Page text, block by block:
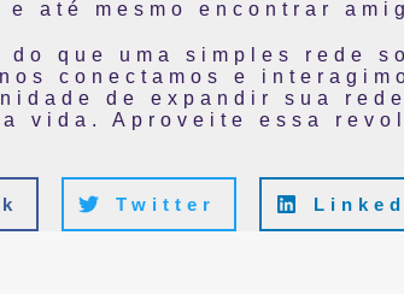
até mesmo encontrar
que uma simples rede
conectamos e
de expandir sua
vida. Aproveite essa
Twitter